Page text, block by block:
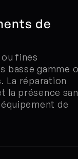
de
fines
basse gamme
La réparation
la présence
de